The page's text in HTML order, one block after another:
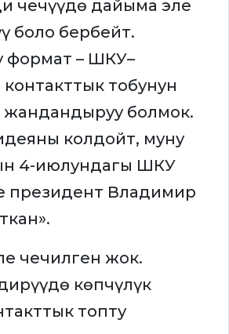
чечүүдө дайыма эле
боло бербейт.
формат – ШКУ–
тобунун
болмок.
колдойт, муну
4-июлундагы ШКУ
президент Владимир
чечилген жок.
көпчүлүк
топту